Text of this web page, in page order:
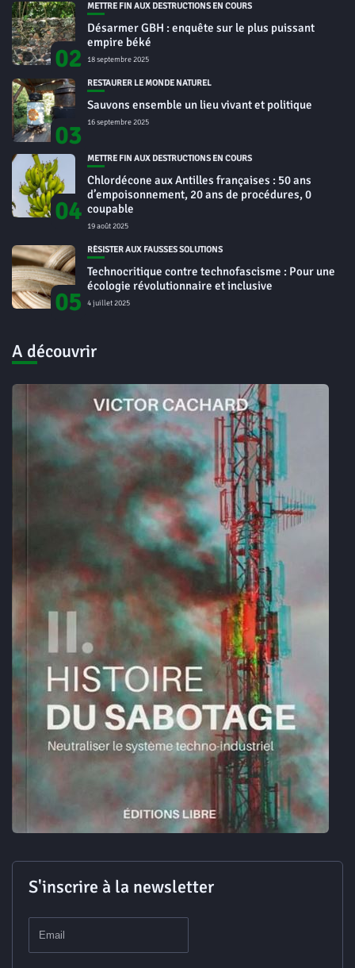
02
METTRE FIN AUX DESTRUCTIONS EN COURS
Désarmer GBH : enquête sur le plus puissant
empire béké
18 septembre 2025
03
RESTAURER LE MONDE NATUREL
Sauvons ensemble un lieu vivant et politique
16 septembre 2025
04
METTRE FIN AUX DESTRUCTIONS EN COURS
Chlordécone aux Antilles françaises : 50 ans
d’empoisonnement, 20 ans de procédures, 0
coupable
19 août 2025
05
RÉSISTER AUX FAUSSES SOLUTIONS
Technocritique contre technofascisme : Pour une
écologie révolutionnaire et inclusive
4 juillet 2025
A découvrir
S'inscrire à la newsletter